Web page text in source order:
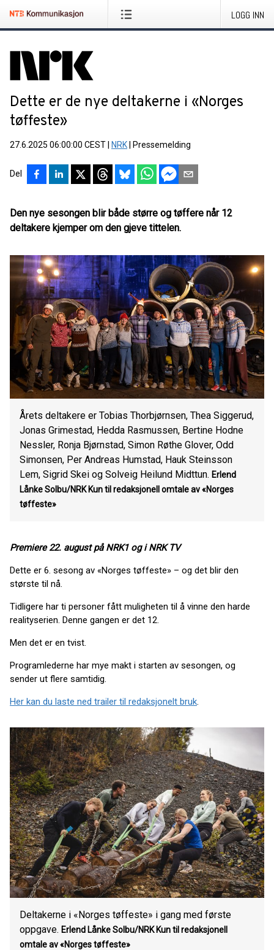
LOGG INN
Dette er de nye deltakerne i «Norges
tøffeste»
27.6.2025 06:00:00 CEST NRK Pressemelding
Del
Den nye sesongen blir både større og tøffere når 12
deltakere kjemper om den gjeve tittelen.
Årets deltakere er Tobias Thorbjørnsen, Thea Siggerud,
Jonas Grimestad, Hedda Rasmussen, Bertine Hodne
Nessler, Ronja Bjørnstad, Simon Røthe Glover, Odd
Simonsen, Per Andreas Humstad, Hauk Steinsson
Lem, Sigrid Skei og Solveig Heilund Midttun. Erlend
Lånke Solbu/NRK Kun til redaksjonell omtale av «Norges
tøffeste»
Premiere 22. august på NRK1 og i NRK TV
Dette er 6. sesong av «Norges tøffeste» – og det blir den
største til nå.
Tidligere har ti personer fått muligheten til å vinne den harde
realityserien. Denne gangen er det 12.
Men det er en tvist.
Programlederne har mye makt i starten av sesongen, og
sender ut flere samtidig.
Her kan du laste ned trailer til redaksjonelt bruk.
Deltakerne i «Norges tøffeste» i gang med første
oppgave. Erlend Lånke Solbu/NRK Kun til redaksjonell
omtale av «Norges tøffeste»